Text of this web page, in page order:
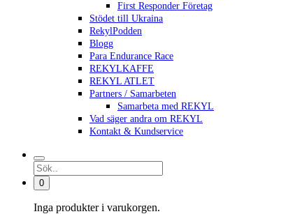
First Responder Företag
Stödet till Ukraina
RekylPodden
Blogg
Para Endurance Race
REKYLKAFFE
REKYL ATLET
Partners / Samarbeten
Samarbeta med REKYL
Vad säger andra om REKYL
Kontakt & Kundservice
0
Inga produkter i varukorgen.